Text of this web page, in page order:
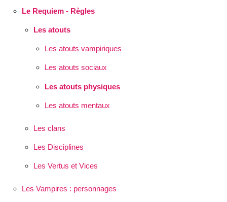
Le Requiem - Règles
Les atouts
Les atouts vampiriques
Les atouts sociaux
Les atouts physiques
Les atouts mentaux
Les clans
Les Disciplines
Les Vertus et Vices
Les Vampires : personnages